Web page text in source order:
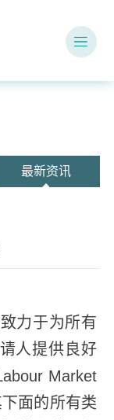
最新资讯
力于为所有
人提供良好
Market
面的所有类